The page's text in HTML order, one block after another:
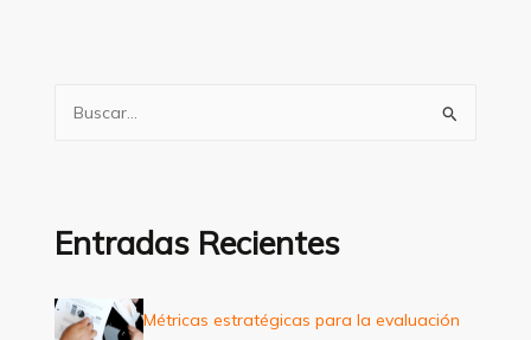
a
p
o
Entradas Recientes
Métricas estratégicas para la evaluación